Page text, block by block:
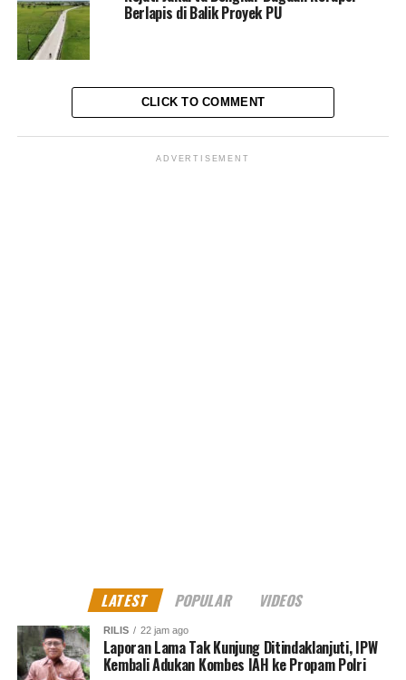
Kritik saran kami terima untuk pengembangan
konten kami. Jangan lupa subscribe dan like di
kasih.
SUMATERA SELATAN
Berlapis di Balik Proyek PU
CLICK TO COMMENT
ADVERTISEMENT
LATEST POPULAR VIDEOS
RILIS 22 jam ago
Laporan Lama Tak Kunjung Ditindaklanjuti, IPW
Kembali Adukan Kombes IAH ke Propam Polri